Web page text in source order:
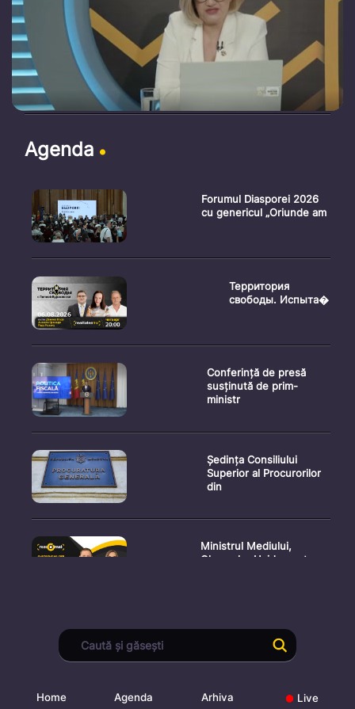
Agenda
Forumul Diasporei 2026
cu genericul „Oriunde am
Территория
свободы. Испыта�
Conferință de presă
susținută de prim-
ministr
Ședința Consiliului
Superior al Procurorilor
din
Ministrul Mediului,
Gheorghe Hajder, este
Consultări publice privind
proiectul de lege pent
Home Agenda Arhiva Live